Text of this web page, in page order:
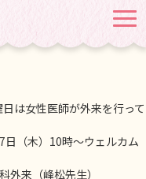
は女性医師が外来を行って
（木）10時～ウェルカム
外来（峰松先生）